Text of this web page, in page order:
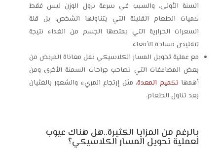
السنة الأولى، والسبب في سرعة نزول الوزن ليس فقط
كميات الطعام القليلة التي يتناولها الشخص، بل قلة
السعرات الحرارية التي يمتصها الجسم من الغذاء نتيجة
لتقليص مساحة الأمعاء.
مع عملية تحويل المسار الكلاسيكي تقل معاناة المريض من
بعض المضاعفات التي تصاحب جراحات السمنة الأخرى ومن
أهمها تكميم المعدة، مثل إرتجاع المريء والشعور بالغثيان
بعد تناول الطعام.
بالرغم من المزايا الكثيرة..هل هناك عيوب
لعملية تحويل المسار الكلاسيكي؟